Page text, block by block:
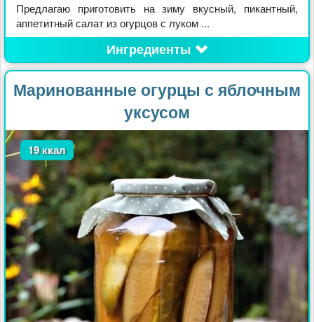
Предлагаю приготовить на зиму вкусный, пикантный,
аппетитный салат из огурцов с луком ...
Ингредиенты
Маринованные огурцы с яблочным
уксусом
19 ккал